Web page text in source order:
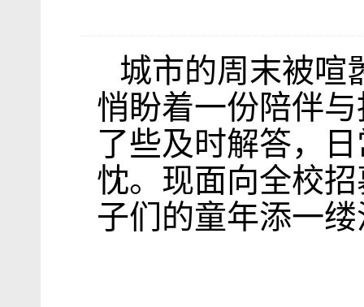
城市的周末被喧
悄盼着一份陪伴
了些及时解答，
忱。现面向全校
子们的童年添一